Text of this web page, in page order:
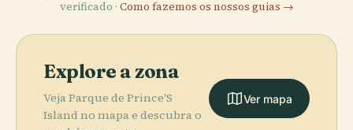
verificado · Como fazemos os nossos guias →
Explore a zona
Veja Parque de Prince'S
Island no mapa e descubra o
Ver mapa